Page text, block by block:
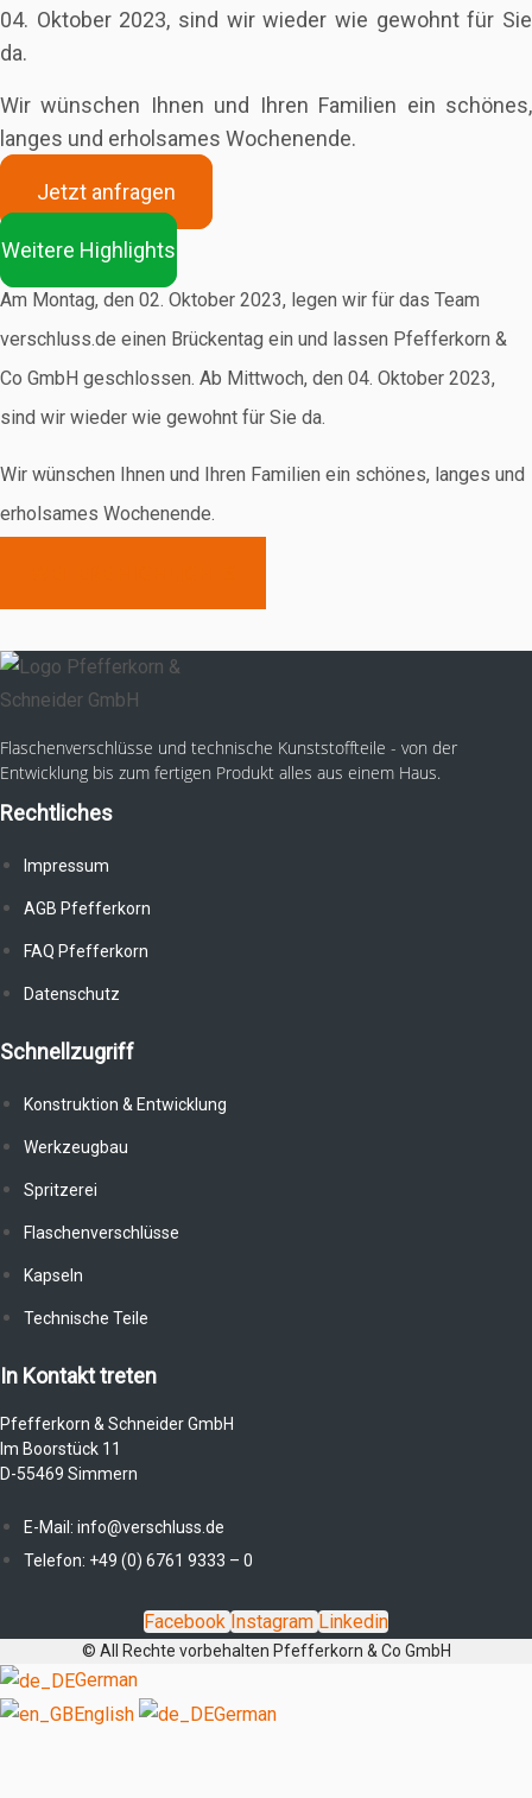
04. Oktober 2023, sind wir wieder wie gewohnt für Sie
da.
Wir wünschen Ihnen und Ihren Familien ein schönes,
langes und erholsames Wochenende.
Jetzt anfragen
Weitere Highlights
Am Montag, den 02. Oktober 2023, legen wir für das Team
verschluss.de einen Brückentag ein und lassen Pfefferkorn &
Co GmbH geschlossen. Ab Mittwoch, den 04. Oktober 2023,
sind wir wieder wie gewohnt für Sie da.
Wir wünschen Ihnen und Ihren Familien ein schönes, langes und
erholsames Wochenende.
Flaschenverschlüsse und technische Kunststoffteile - von der
Entwicklung bis zum fertigen Produkt alles aus einem Haus.
Rechtliches
Impressum
AGB Pfefferkorn
FAQ Pfefferkorn
Datenschutz
Schnellzugriff
Konstruktion & Entwicklung
Werkzeugbau
Spritzerei
Flaschenverschlüsse
Kapseln
Technische Teile
In Kontakt treten
Pfefferkorn & Schneider GmbH
Im Boorstück 11
D-55469 Simmern
E-Mail: info@verschluss.de
Telefon: +49 (0) 6761 9333 – 0
Facebook Instagram Linkedin
© All Rechte vorbehalten Pfefferkorn & Co GmbH
German
English
German